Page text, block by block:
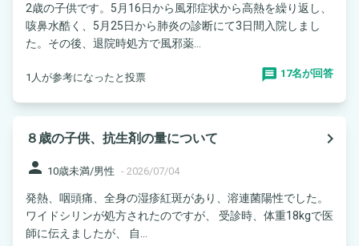
2歳の子供です。5月16日から風邪症状から高熱を繰り返し、
咳鼻水酷く、5月25日から肺炎の診断にて3日間入院しまし
た。その後、退院時処方で風邪薬...
1人が参考になったと投票 17名が回答
８歳の子供、抗生剤の量について
navigate_next
person 10歳未満/男性 - 2026/07/04
発熱、咽頭痛、全身の湿疹紅斑があり、溶連菌陽性でした。
ワイドシリンが処方されたのですが、 受診時、体重18kgで医
師に伝えましたが、 自...